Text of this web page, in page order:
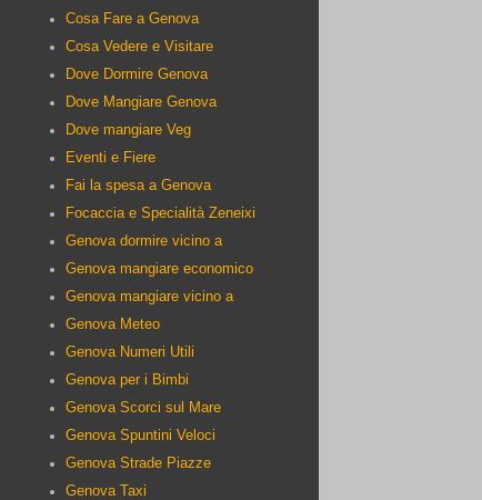
Cosa Fare a Genova
Cosa Vedere e Visitare
Dove Dormire Genova
Dove Mangiare Genova
Dove mangiare Veg
Eventi e Fiere
Fai la spesa a Genova
Focaccia e Specialità Zeneixi
Genova dormire vicino a
Genova mangiare economico
Genova mangiare vicino a
Genova Meteo
Genova Numeri Utili
Genova per i Bimbi
Genova Scorci sul Mare
Genova Spuntini Veloci
Genova Strade Piazze
Genova Taxi